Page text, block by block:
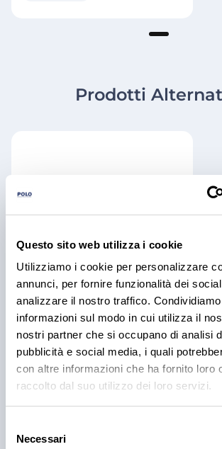
Questo sito web utilizza i cookie
Utilizziamo i cookie per personalizzare
annunci, per fornire funzionalità dei
analizzare il nostro traffico.
informazioni sul modo in cui utilizza il
nostri partner che si occupano di analisi
pubblicità e social media, i quali
con altre informazioni che ha fornito loro
raccolto dal suo utilizzo dei loro servizi.
delNecessari
Prodotti
besciamella fiordiprimi